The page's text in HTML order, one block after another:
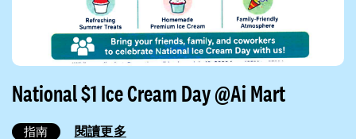
National $1 Ice Cream Day @Ai Mart
指南 閱讀更多